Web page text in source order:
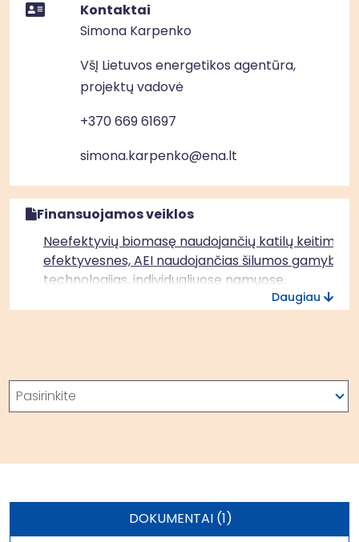
Kontaktai
Simona Karpenko
VšĮ Lietuvos energetikos agentūra,
projektų vadovė
+370 669 61697
simona.karpenko@ena.lt
Finansuojamos veiklos
Neefektyvių biomasę naudojančių katilų keitimas į
efektyvesnes, AEI naudojančias šilumos gamybos
technologijas, individualiuose namuose,
neprijungtuose prie CŠT visoje LietuvojeDaugiau
Paieška
Pasirinkite
DOKUMENTAI (1)